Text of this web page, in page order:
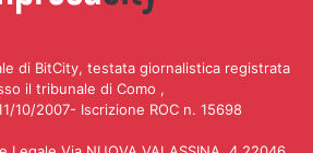
di BitCity, testata giornalistica registrata
il tribunale di Como ,
10/2007- Iscrizione ROC n. 15698